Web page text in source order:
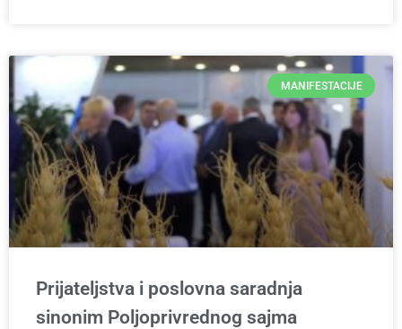
MANIFESTACIJE
Prijateljstva i poslovna saradnja
sinonim Poljoprivrednog sajma